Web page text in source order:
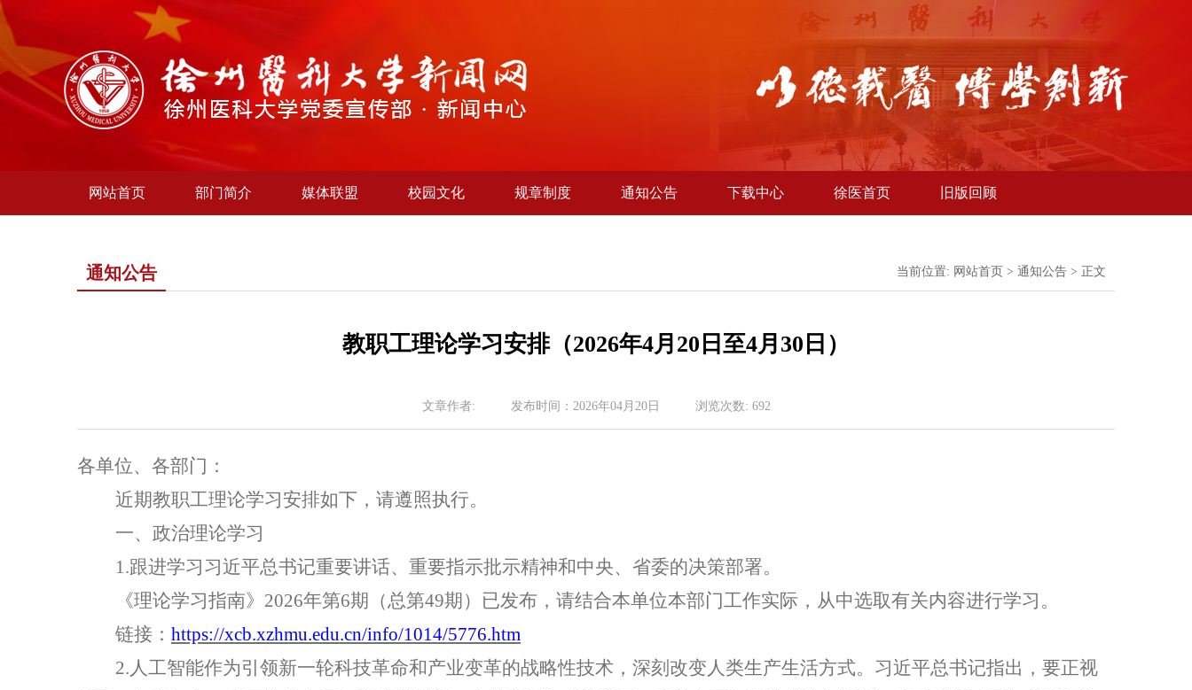
网站首页 部门简介 媒体联盟 校园文化 规章制度 通知公告 下载中心 徐医首页 旧版回顾
通知公告 当前位置: 网站首页 > 通知公告 > 正文
教职工理论学习安排（2026年4月20日至4月30日）
文章作者: 发布时间： 2026年04月20日 浏览次数: 692
各单位、各部门：
近期教职工理论学习安排如下，请遵照执行。
一、政治理论学习
1.跟进学习习近平总书记重要讲话、重要指示批示精神和中央、省委的决策部署。
《理论学习指南》 2026年第6期（总第49期）已发布，请结合本单位本部门工作实际，从中选取有关内容进行学习。
链接： https://xcb.xzhmu.edu.cn/info/1014/5776.htm
2.人工智能作为引领新一轮科技革命和产业变革的战略性技术，深刻改变人类生产生活方式。 习近平总书记指出， 要正视